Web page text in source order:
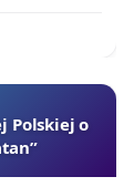
Polskiej o